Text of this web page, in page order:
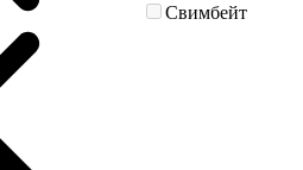
Свимбейт